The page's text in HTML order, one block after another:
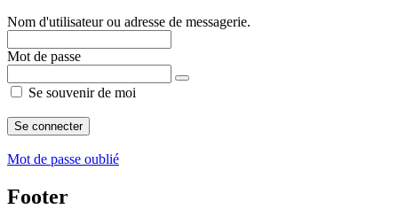
Nom d'utilisateur ou adresse de messagerie.
Mot de passe
Se souvenir de moi
Mot de passe oublié
Footer